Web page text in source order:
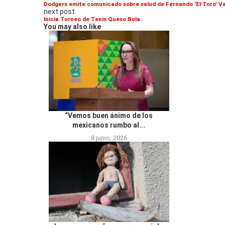
Dodgers emite comunicado sobre salud de Fernando ‘El Toro’
next post
Inicia Torneo de Tenis Queso Bola
You may also like
“Vemos buen ánimo de los
mexicanos rumbo al...
8 junio, 2026